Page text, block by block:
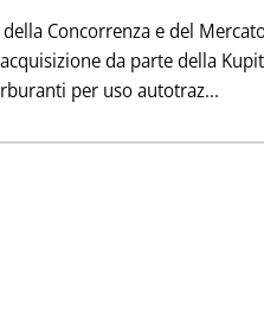
Concorrenza e del
da parte della
per uso autotraz...